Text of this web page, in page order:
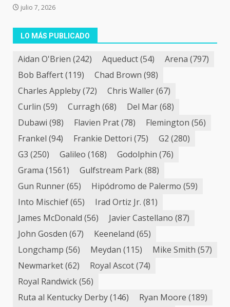
julio 7, 2026
LO MÁS PUBLICADO
Aidan O'Brien (242) Aqueduct(54) Arena (797)
Bob Baffert(119) Chad Brown (98)
Charles Appleby(72) Chris Waller(67)
Curlin (59) Curragh (68) Del Mar(68)
Dubawi (98) Flavien Prat(78) Flemington (56)
Frankel (94) Frankie Dettori (75) G2 (280)
G3 (250) Galileo (168) Godolphin (76)
Grama (1561) Gulfstream Park(88)
Gun Runner(65) Hipódromo de Palermo (59)
Into Mischief(65) Irad Ortiz Jr. (81)
James McDonald (56) Javier Castellano (87)
John Gosden (67) Keeneland (65)
Longchamp (56) Meydan (115) Mike Smith (57)
Newmarket(62) Royal Ascot(74)
Royal Randwick(56)
Ruta al Kentucky Derby(146) Ryan Moore (189)